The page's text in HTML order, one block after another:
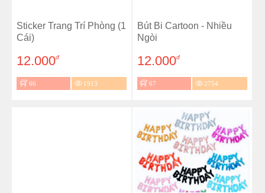
Sticker Trang Trí Phòng (1
Cái)
12.000đ
66 1913
Bút Bi Cartoon - Nhiều
Ngòi
12.000đ
67 2754